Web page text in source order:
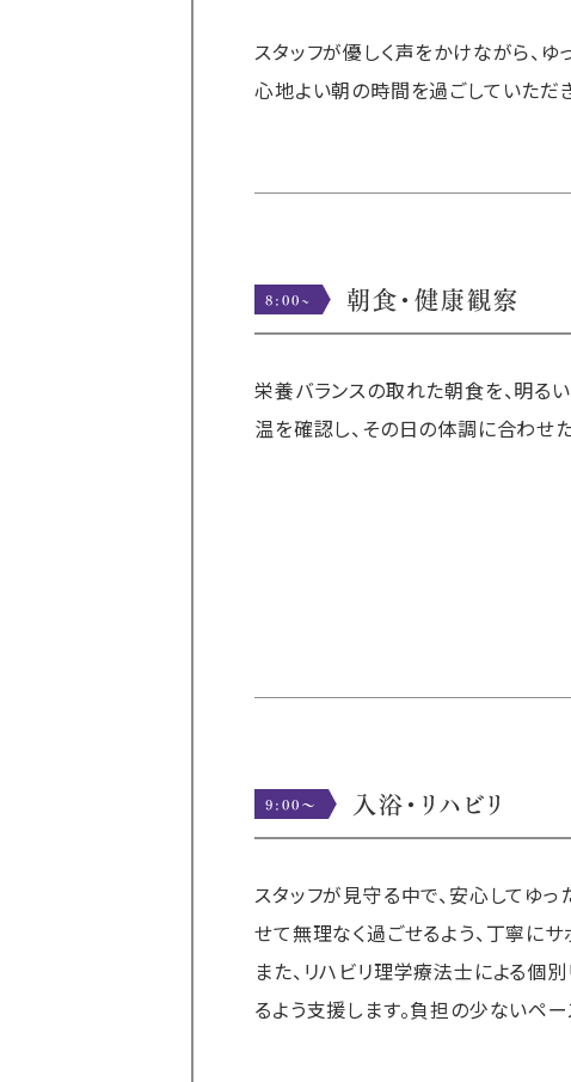
スタッフが優しく声をかけながら、
心地よい朝の時間を過ごしていただ
8:00~ 朝食・健康観察
栄養バランスの取れた朝食を、明る
温を確認し、その日の体調に合わせ
9:00〜 入浴・リハビリ
スタッフが見守る中で、安心してゆ
せて無理なく過ごせるよう、丁寧にサ
また、リハビリ理学療法士による個
るよう支援します。負担の少ないペ